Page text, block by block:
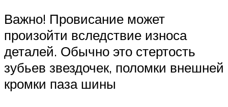
Важно! Провисание может
произойти вследствие износа
деталей. Обычно это стертость
зубьев звездочек, поломки внешней
кромки паза шины